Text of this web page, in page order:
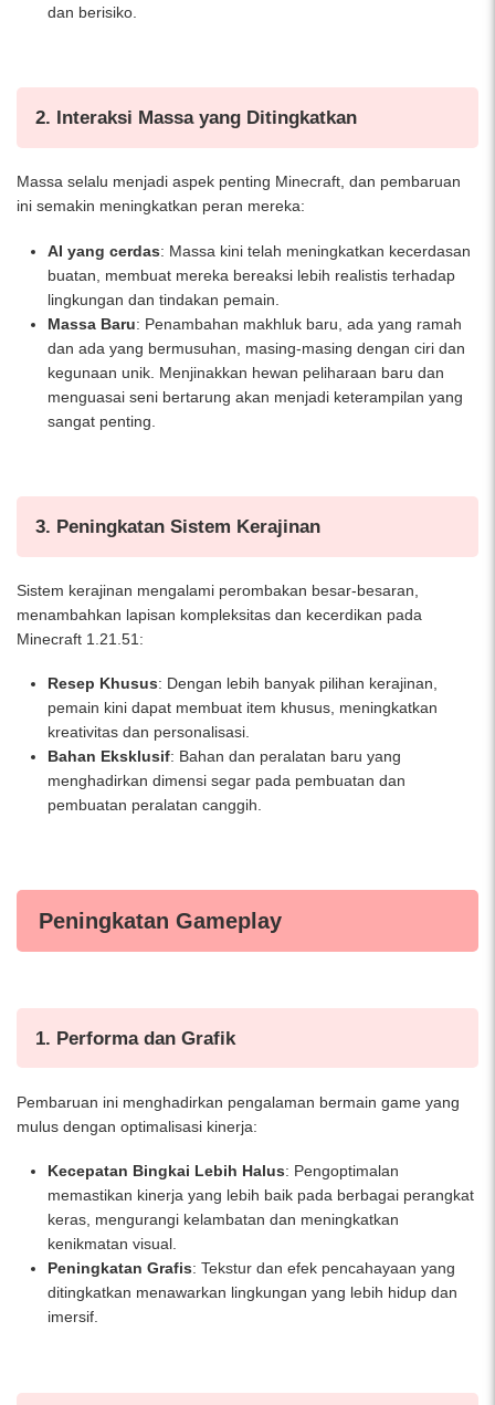
dan berisiko.
2. Interaksi Massa yang Ditingkatkan
Massa selalu menjadi aspek penting Minecraft, dan pembaruan
ini semakin meningkatkan peran mereka:
AI yang cerdas: Massa kini telah meningkatkan kecerdasan
buatan, membuat mereka bereaksi lebih realistis terhadap
lingkungan dan tindakan pemain.
Massa Baru: Penambahan makhluk baru, ada yang ramah
dan ada yang bermusuhan, masing-masing dengan ciri dan
kegunaan unik. Menjinakkan hewan peliharaan baru dan
menguasai seni bertarung akan menjadi keterampilan yang
sangat penting.
3. Peningkatan Sistem Kerajinan
Sistem kerajinan mengalami perombakan besar-besaran,
menambahkan lapisan kompleksitas dan kecerdikan pada
Minecraft 1.21.51:
Resep Khusus: Dengan lebih banyak pilihan kerajinan,
pemain kini dapat membuat item khusus, meningkatkan
kreativitas dan personalisasi.
Bahan Eksklusif: Bahan dan peralatan baru yang
menghadirkan dimensi segar pada pembuatan dan
pembuatan peralatan canggih.
Peningkatan Gameplay
1. Performa dan Grafik
Pembaruan ini menghadirkan pengalaman bermain game yang
mulus dengan optimalisasi kinerja:
Kecepatan Bingkai Lebih Halus: Pengoptimalan
memastikan kinerja yang lebih baik pada berbagai perangkat
keras, mengurangi kelambatan dan meningkatkan
kenikmatan visual.
Peningkatan Grafis: Tekstur dan efek pencahayaan yang
ditingkatkan menawarkan lingkungan yang lebih hidup dan
imersif.